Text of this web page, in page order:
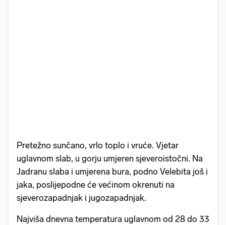
Pretežno sunčano, vrlo toplo i vruće. Vjetar
uglavnom slab, u gorju umjeren sjeveroistočni. Na
Jadranu slaba i umjerena bura, podno Velebita još i
jaka, poslijepodne će većinom okrenuti na
sjeverozapadnjak i jugozapadnjak.
Najviša dnevna temperatura uglavnom od 28 do 33